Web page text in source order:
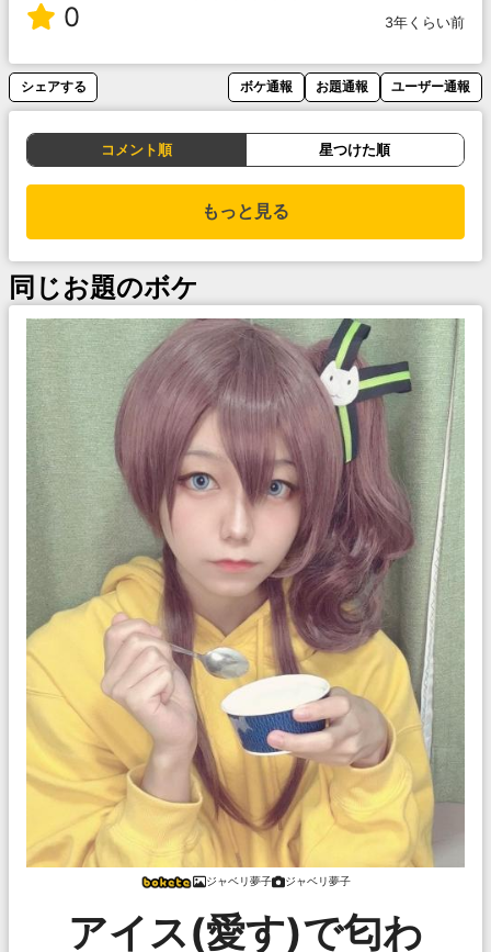
0 3年くらい前
シェアする ボケ通報 お題通報 ユーザー通報
コメント順 星つけた順
もっと見る
同じお題のボケ
ジャベリ夢子 ジャベリ夢子
アイス(愛す)で匂わ